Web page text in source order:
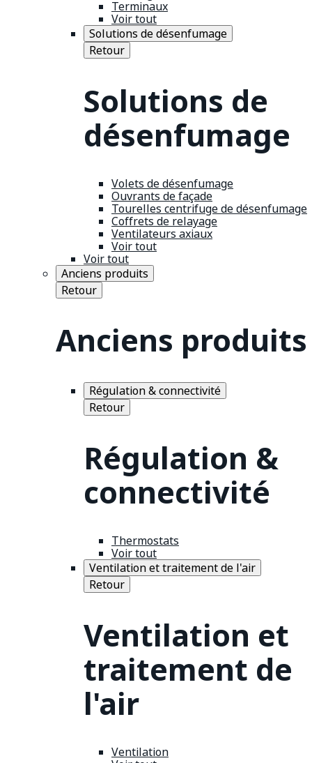
Terminaux
Voir tout
Solutions de désenfumage
Retour
Solutions de
désenfumage
Volets de désenfumage
Ouvrants de façade
Tourelles centrifuge de désenfumage
Coffrets de relayage
Ventilateurs axiaux
Voir tout
Voir tout
Anciens produits
Retour
Anciens produits
Régulation & connectivité
Retour
Régulation &
connectivité
Thermostats
Voir tout
Ventilation et traitement de l'air
Retour
Ventilation et
traitement de
l'air
Ventilation